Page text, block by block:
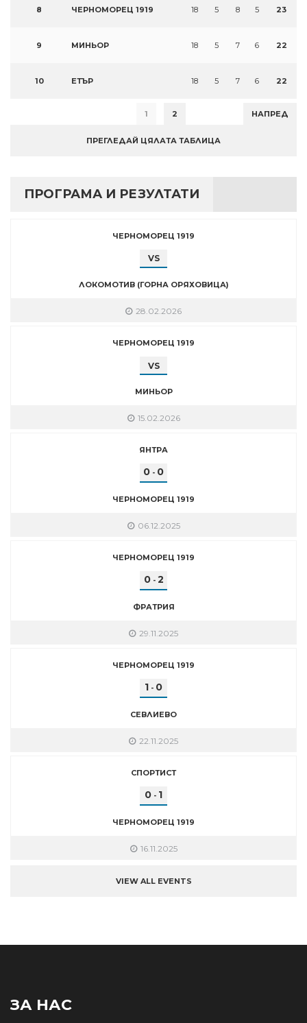
8 ЧЕРНОМОРЕЦ 1919 18 5 8 5 23
9 МИНЬОР 18 5 7 6 22
10 ЕТЪР 18 5 7 6 22
1 2 НАПРЕД
ПРЕГЛЕДАЙ ЦЯЛАТА ТАБЛИЦА
ПРОГРАМА И РЕЗУЛТАТИ
ЧЕРНОМОРЕЦ 1919
VS
ЛОКОМОТИВ (ГОРНА ОРЯХОВИЦА)
28.02.2026
ЧЕРНОМОРЕЦ 1919
VS
МИНЬОР
15.02.2026
ЯНТРА
0 - 0
ЧЕРНОМОРЕЦ 1919
06.12.2025
ЧЕРНОМОРЕЦ 1919
0- 2
ФРАТРИЯ
29.11.2025
ЧЕРНОМОРЕЦ 1919
1 - 0
СЕВЛИЕВО
22.11.2025
СПОРТИСТ
0 - 1
ЧЕРНОМОРЕЦ 1919
16.11.2025
VIEW ALL EVENTS
ЗА НАС